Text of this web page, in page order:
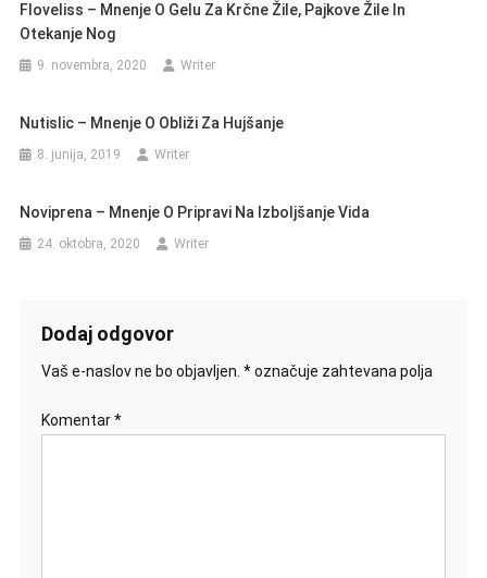
Floveliss – Mnenje O Gelu Za Krčne Žile, Pajkove Žile In
Otekanje Nog
9. novembra, 2020 Writer
Nutislic – Mnenje O Obliži Za Hujšanje
8. junija, 2019 Writer
Noviprena – Mnenje O Pripravi Na Izboljšanje Vida
24. oktobra, 2020 Writer
Dodaj odgovor
Vaš e-naslov ne bo objavljen. *označuje zahtevana polja
Komentar*